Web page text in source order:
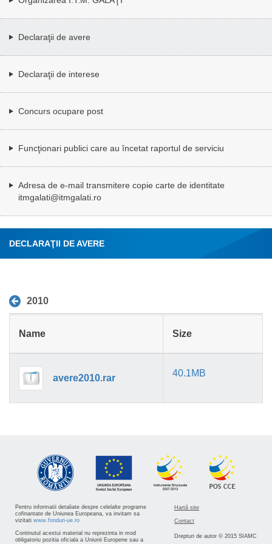
Declaraţii de avere
Declaraţii de interese
Concurs ocupare post
Funcţionari publici care au încetat raportul de serviciu
Adresa de e-mail transmitere copie carte de identitate
itmgalati@itmgalati.ro
DECLARAŢII DE AVERE
2010
Name Size
avere2010.rar 40.1MB
Pentru informatii detaliate despre celelalte programe
cofinantate de Uniunea Europeana, va invitam sa
vizitati www.fonduri-ue.ro
Continutul acestui material nu reprezinta in mod
obligatoriu pozitia oficiala a Uniunii Europene sau a
Hartă site
Contact
Drepturi de autor © 2015 SIAMC